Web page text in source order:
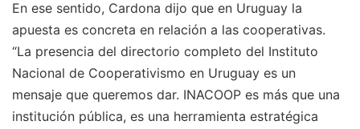
En ese sentido, Cardona dijo que en Uruguay la
apuesta es concreta en relación a las cooperativas.
“La presencia del directorio completo del Instituto
Nacional de Cooperativismo en Uruguay es un
mensaje que queremos dar. INACOOP es más que una
institución pública, es una herramienta estratégica